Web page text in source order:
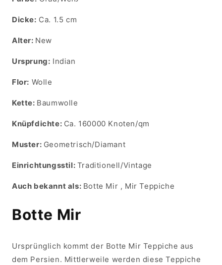
Dicke: Ca. 1.5 cm
Alter: New
Ursprung: Indian
Flor: Wolle
Kette: Baumwolle
Knüpfdichte: Ca. 160000 Knoten/qm
Muster: Geometrisch/Diamant
Einrichtungsstil: Traditionell/Vintage
Auch bekannt als: Botte Mir , Mir Teppiche
Botte Mir
Ursprünglich kommt der Botte Mir Teppiche aus
dem Persien. Mittlerweile werden diese Teppiche